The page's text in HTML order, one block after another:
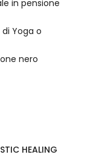
in pensione
Yoga o
nero
HEALING